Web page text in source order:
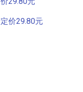
价29.80元